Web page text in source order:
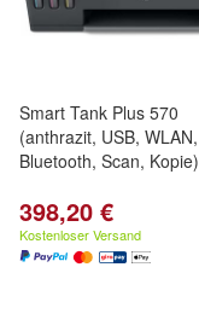
Smart Tank Plus 570
(anthrazit, USB, WLAN,
Bluetooth, Scan, Kopie)
398,20 €
Kostenloser Versand